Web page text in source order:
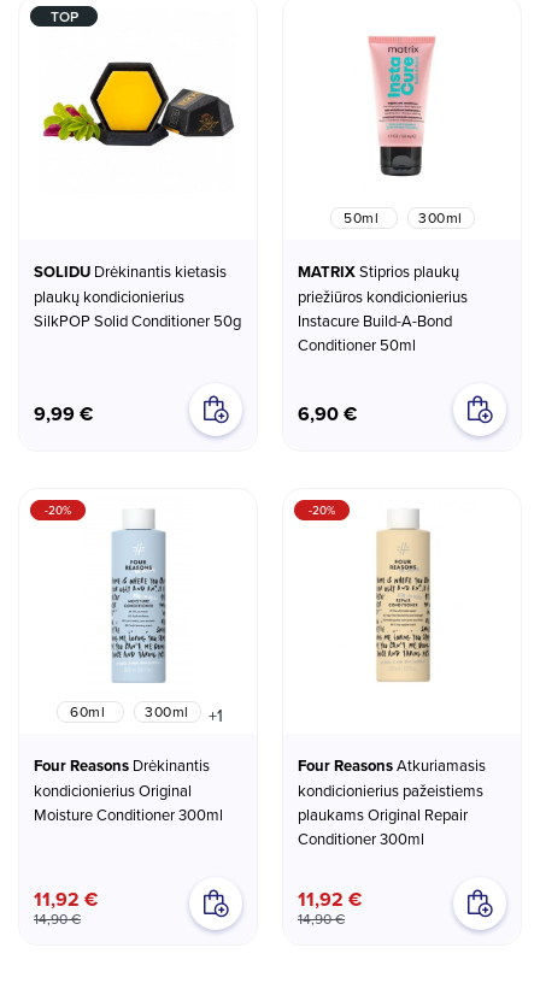
SOLIDU
plaukų kondicionierius
SilkPOP Solid Conditioner 50g
9,99 €
TOP
50ml 300ml
MATRIX
priežiūros kondicionierius
Instacure Build-A-Bond
Conditioner 50ml
6,90 €
60ml 300ml +1
Four Reasons
kondicionierius Original
Moisture Conditioner 300ml
11,92 €
14,90 €
-20%
Four Reasons
kondicionierius pažeistiems
plaukams Original Repair
Conditioner 300ml
11,92 €
14,90 €
-20%